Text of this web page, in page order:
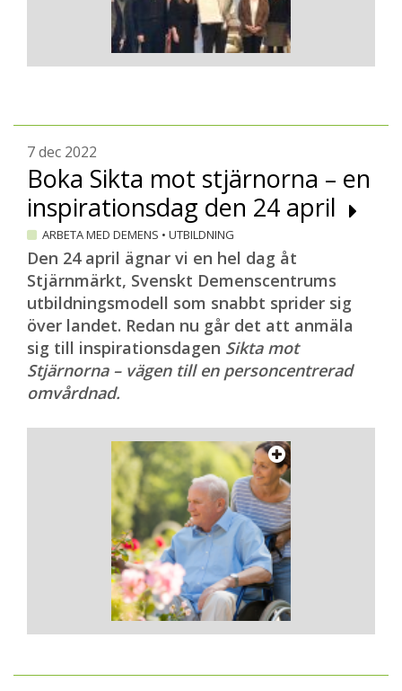
7 dec 2022
Boka Sikta mot stjärnorna – en
inspirationsdag den 24 april
ARBETA MED DEMENS • UTBILDNING
Den 24 april ägnar vi en hel dag åt
Stjärnmärkt, Svenskt Demenscentrums
utbildningsmodell som snabbt sprider sig
över landet. Redan nu går det att anmäla
sig till inspirationsdagen Sikta mot
Stjärnorna – vägen till en personcentrerad
omvårdnad.